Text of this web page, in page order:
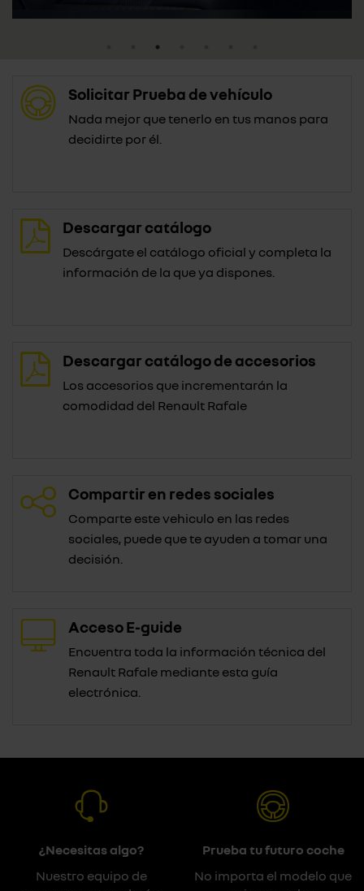
Solicitar Prueba de vehículo
Nada mejor que tenerlo en tus manos para
decidirte por él.
Descargar catálogo
Descárgate el catálogo oficial y completa la
información de la que ya dispones.
Descargar catálogo de accesorios
Los accesorios que incrementarán la
comodidad del Renault Rafale
Compartir en redes sociales
Comparte este vehiculo en las redes
sociales, puede que te ayuden a tomar una
decisión.
Acceso E-guide
Encuentra toda la información técnica del
Renault Rafale mediante esta guía
electrónica.
¿Necesitas algo?
Nuestro equipo de
Prueba tu futuro coche
No importa el modelo que